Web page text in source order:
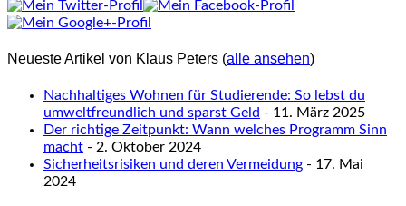
Neueste Artikel von Klaus Peters (alle ansehen)
Nachhaltiges Wohnen für Studierende: So lebst du
umweltfreundlich und sparst Geld - 11. März 2025
Der richtige Zeitpunkt: Wann welches Programm Sinn
macht - 2. Oktober 2024
Sicherheitsrisiken und deren Vermeidung - 17. Mai
2024